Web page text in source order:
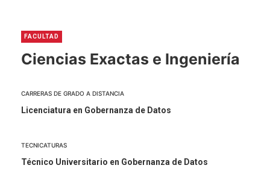
FACULTAD
Ciencias Exactas e Ingeniería
CARRERAS DE GRADO A DISTANCIA
Licenciatura en Gobernanza de Datos
TECNICATURAS
Técnico Universitario en Gobernanza de Datos